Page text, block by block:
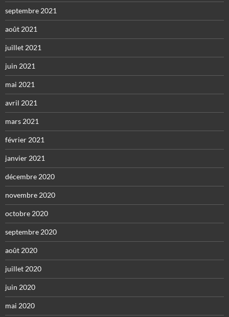
septembre 2021
août 2021
juillet 2021
juin 2021
mai 2021
avril 2021
mars 2021
février 2021
janvier 2021
décembre 2020
novembre 2020
octobre 2020
septembre 2020
août 2020
juillet 2020
juin 2020
mai 2020